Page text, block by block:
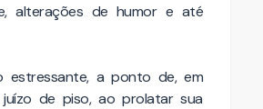
alterações de humor e até
estressante, a ponto de, em
de piso, ao prolatar sua